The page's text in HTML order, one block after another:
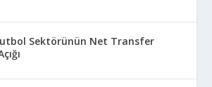
Sektörünün Net Transfer